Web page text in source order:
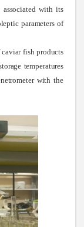
with its
parameters of
fish products
temperatures
with the